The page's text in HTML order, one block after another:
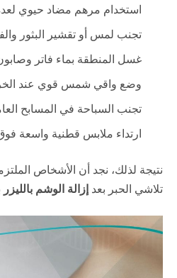
استخدام مرهم مضاد حيوي
تجنب لمس أو تقشير البثور
غسل المنطقة بماء فاتر
وضع واقي شمس قوي عند
تجنب السباحة في المسابح
ارتداء ملابس قطنية واسعة
نتيجة لذلك، نجد أن الأشخاص
تلاشي الحبر بعد إزالة الوشم بالليزر